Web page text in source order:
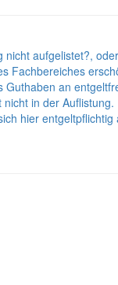
nicht aufgelistet?, oder
Fachbereiches
Guthaben an
in der Auflistung.
hier entgeltpflichtig